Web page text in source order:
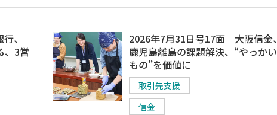
、
、3営
2026年7月31日号17面 大阪信金、
鹿児島離島の課題解決、“やっかい
もの”を価値に
取引先支援
信金